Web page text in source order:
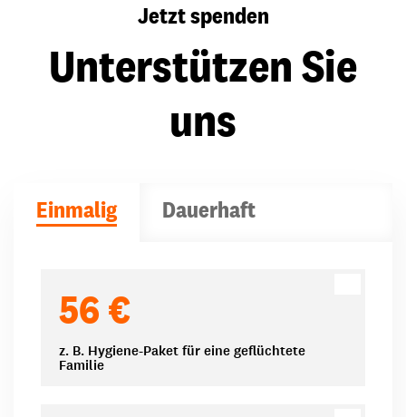
Jetzt spenden
Unterstützen Sie
uns
Einmalig Dauerhaft
56 €
z. B. Hygiene-Paket für eine geflüchtete
Familie